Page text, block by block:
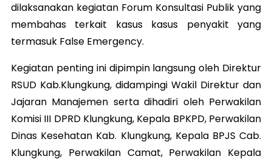
dilaksanakan kegiatan Forum Konsultasi Publik yang
membahas terkait kasus kasus penyakit yang
termasuk False Emergency.
Kegiatan penting ini dipimpin langsung oleh Direktur
RSUD Kab.Klungkung, didampingi Wakil Direktur dan
Jajaran Manajemen serta dihadiri oleh Perwakilan
Komisi III DPRD Klungkung, Kepala BPKPD, Perwakilan
Dinas Kesehatan Kab. Klungkung, Kepala BPJS Cab.
Klungkung, Perwakilan Camat, Perwakilan Kepala